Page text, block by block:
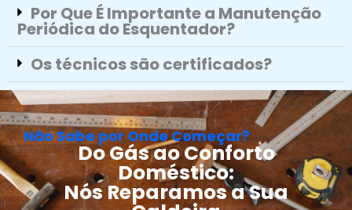
Por Que É Importante a Manutenção
Periódica do Esquentador?
Os técnicos são certificados?
Não Sabe por Onde Começar?
Do Gás ao Conforto
Doméstico:
Nós Reparamos a Sua